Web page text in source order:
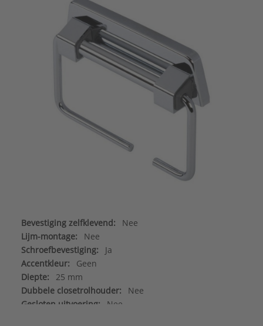
Bevestiging zelfklevend:
Nee
Lijm-montage:
Nee
Schroefbevestiging:
Ja
Accentkleur:
Geen
Diepte:
25 mm
Dubbele closetrolhouder:
Nee
Gesloten uitvoering:
Nee